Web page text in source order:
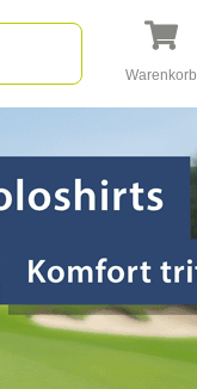
Warenkorb